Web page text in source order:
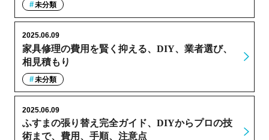
未分類
家具修理の費用を賢く抑える、DIY、業者選び、
相見積もり
2025.06.09
未分類
ふすまの張り替え完全ガイド、DIYからプロの技
術まで、費用、手順、注意点
2025.06.09